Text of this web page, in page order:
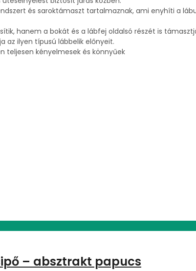
és saroktámaszt tartalmaznak, ami enyhíti a
hanem a bokát és a lábfej oldalsó részét is
az ilyen típusú lábbelik előnyeit.
teljesen kényelmesek és könnyűek
– absztrakt papucs